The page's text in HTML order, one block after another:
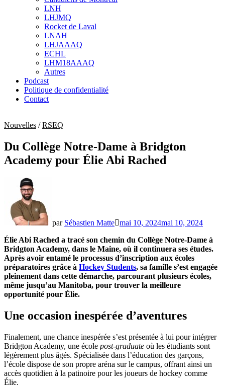
sub
menu
LNH
LHJMQ
Rocket de Laval
LNAH
LHJAAAQ
ECHL
LHM18AAAQ
Autres
Podcast
Politique de confidentialité
Contact
Nouvelles /RSEQ
Du Collège Notre-Dame à Bridgton
Academy pour Élie Abi Rached
par Sébastien Matte mai 10, 2024mai 10, 2024
Élie Abi Rached a tracé son chemin du Collège Notre-Dame à
Bridgton Academy, dans le Maine, où il continuera ses études.
Après avoir entamé le processus d’inscription aux écoles
préparatoires grâce à Hockey Students, sa famille s’est engagée
pleinement dans cette démarche, parcourant plusieurs écoles,
même jusqu’au Manitoba, pour trouver la meilleure
opportunité pour Élie.
Une occasion inespérée d’aventures
Finalement, une chance inespérée s’est présentée à lui pour intégrer
Bridgton Academy, une école post-graduate où les étudiants sont
légèrement plus âgés. Spécialisée dans l’éducation des garçons,
l’école dispose de son propre aréna sur le campus, offrant ainsi un
accès quotidien à la patinoire pour les joueurs de hockey comme
Élie.